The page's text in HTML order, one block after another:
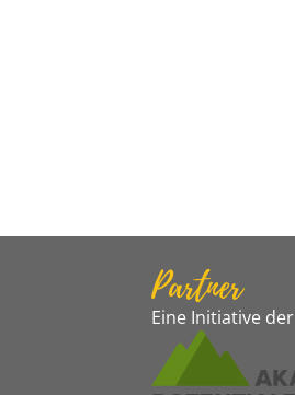
Partner
Eine Initiative der